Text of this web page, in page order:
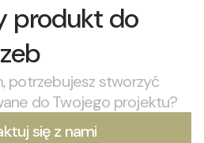
produkt do
potrzebujesz stworzyć
do Twojego projektu?
się z nami